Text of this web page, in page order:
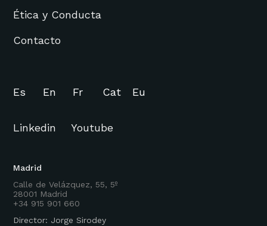
Ética y Conducta
Contacto
Madrid
Calle de Velázquez, 55, 5º
28001 Madrid
+34 915 901 660
Director: Jorge Sirodey
Es En Fr Cat Eu
Linkedin Youtube